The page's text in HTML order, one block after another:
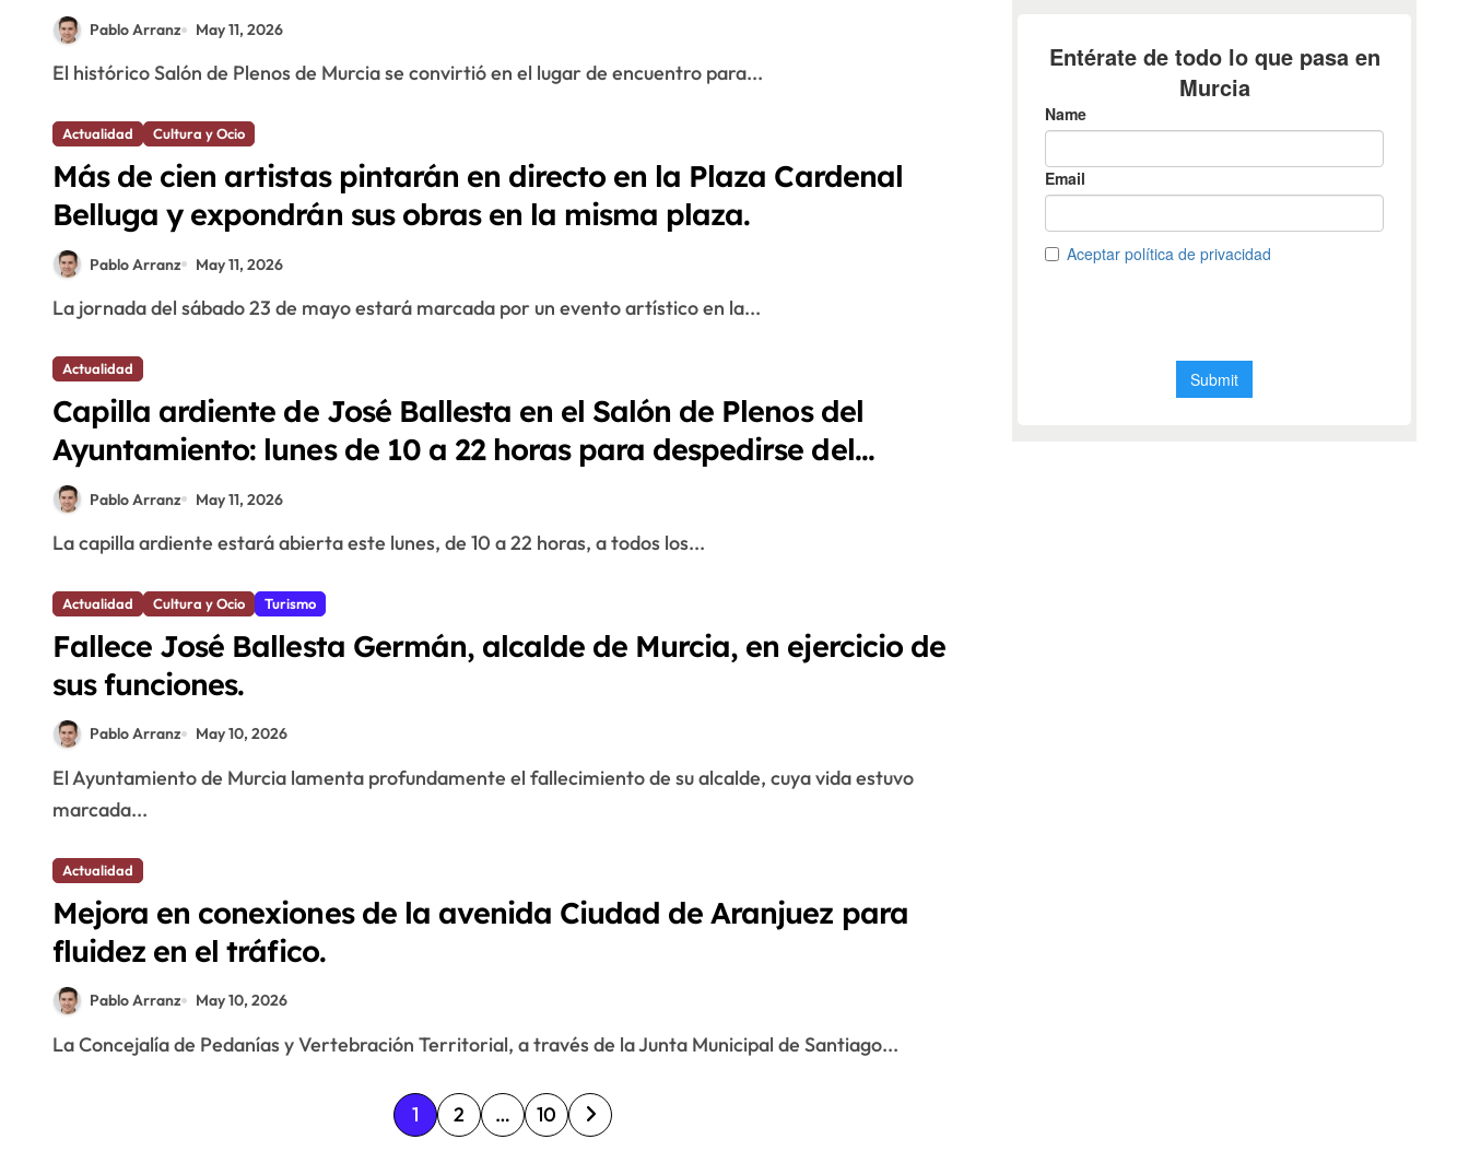
Pablo Arranz May 11, 2026
El histórico Salón de Plenos de Murcia se convirtió en el lugar de encuentro para...
Actualidad Cultura y Ocio
Más de cien artistas pintarán en directo en la Plaza Cardenal
Belluga y expondrán sus obras en la misma plaza.
Pablo Arranz May 11, 2026
La jornada del sábado 23 de mayo estará marcada por un evento artístico en la...
Actualidad
Capilla ardiente de José Ballesta en el Salón de Plenos del
Ayuntamiento: lunes de 10 a 22 horas para despedirse del
alcalde
Pablo Arranz May 11, 2026
La capilla ardiente estará abierta este lunes, de 10 a 22 horas, a todos los...
Actualidad Cultura y Ocio Turismo
Fallece José Ballesta Germán, alcalde de Murcia, en ejercicio de
sus funciones.
Pablo Arranz May 10, 2026
El Ayuntamiento de Murcia lamenta profundamente el fallecimiento de su alcalde, cuya vida estuvo
marcada...
Actualidad
Mejora en conexiones de la avenida Ciudad de Aranjuez para
fluidez en el tráfico.
Pablo Arranz May 10, 2026
La Concejalía de Pedanías y Vertebración Territorial, a través de la Junta Municipal de Santiago...
P1 2 … 10